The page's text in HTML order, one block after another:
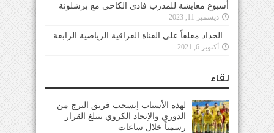
أسبوع معايشة للمدرب فادي الكاخي مع برشلونة
ديسمبر 11, 2023
الحداد معلقاً على القناة العراقية الرياضية الرابعة
أكتوبر 6, 2021
لقاء
لهذه الأسباب إنسحب فريق البرج من
الدوري والإتحاد الكروي يتبلغ القرار
رسمياً خلال ساعات